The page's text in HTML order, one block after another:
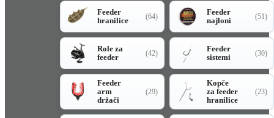
Feeder
hranilice
(64)
Feeder
najloni
(51)
Role za
feeder
(42)
Feeder
sistemi
(30)
Feeder
arm
držači
(29)
Kopče
za feeder
hranilice
(23)